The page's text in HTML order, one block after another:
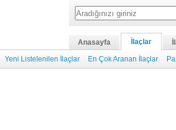
Anasayfa İlaçlar
Yeni Listelenilen İlaçlar En Çok Aranan İlaçlar